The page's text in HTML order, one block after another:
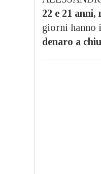
22 e 21
giorni hanno
denaro a